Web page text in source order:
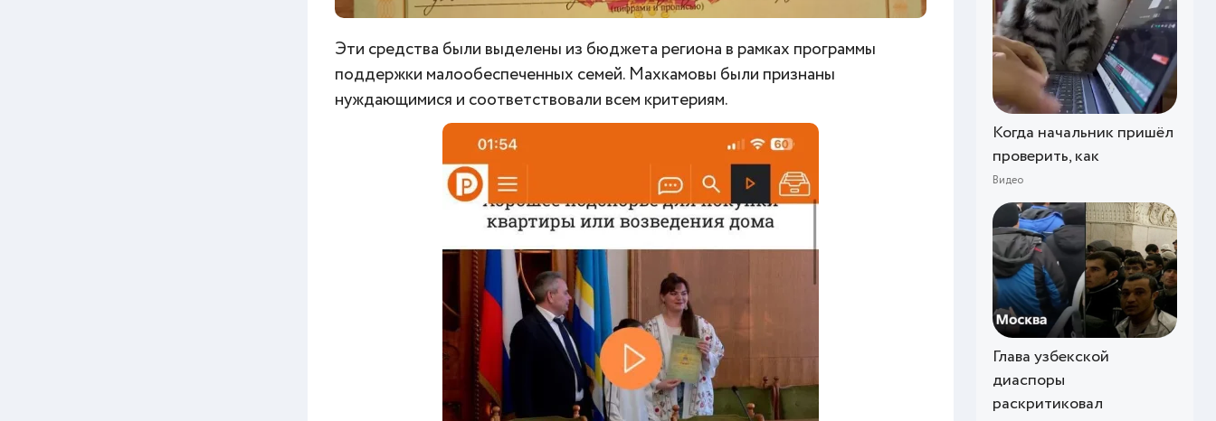
Когда начальник пришёл
проверить, как
Видео
Глава узбекской
диаспоры
раскритиковал
Эти средства были выделены из бюджета региона в рамках программы
поддержки малообеспеченных семей. Махкамовы были признаны
нуждающимися и соответствовали всем критериям.